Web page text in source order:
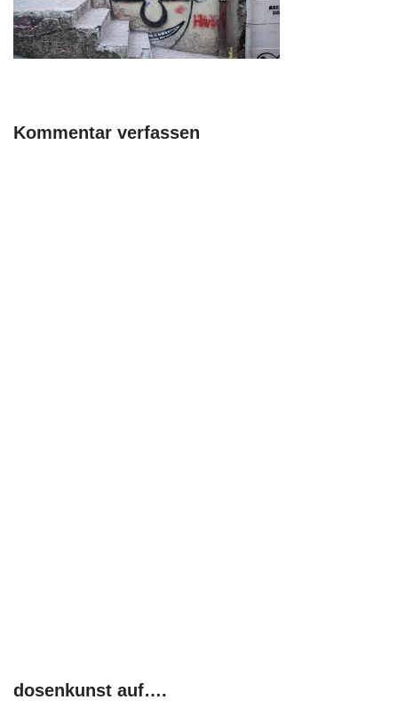
Kommentar verfassen
dosenkunst auf….